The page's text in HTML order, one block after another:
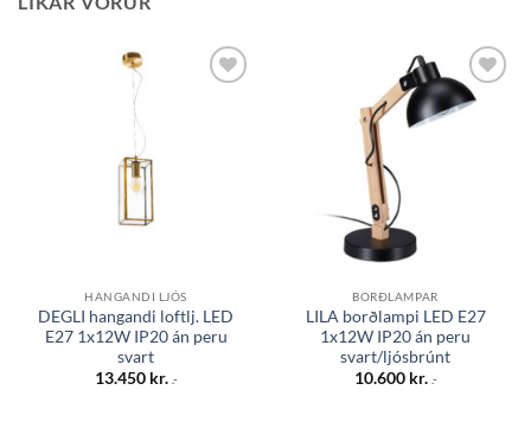
HANGANDI LJÓS
DEGLI hangandi loftlj. LED
E27 1x12W IP20 án peru
svart
13.450 kr. .-
Bæta á
óskalista
BORÐLAMPAR
LILA borðlampi LED E27
1x12W IP20 án peru
svart/ljósbrúnt
10.600 kr. .-